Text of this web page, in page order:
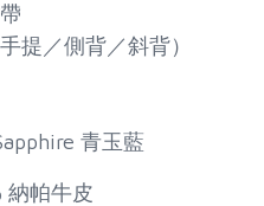
提／側背／斜背）
青玉藍
納帕牛皮